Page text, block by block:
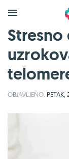
OBJAVLJENO: PETAK,